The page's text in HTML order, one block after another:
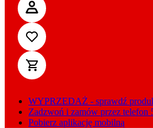
WYPRZEDAŻ - sprawdź
Zadzwoń i zamów przez telefon
Pobierz aplikację mobilną